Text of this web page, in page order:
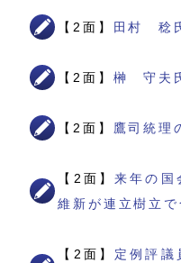
【2面】 田村 稔
【2面】 榊 守夫
【2面】 鷹司統理
【2面】来年の国
維新が連立樹立で
【2面】 定例評